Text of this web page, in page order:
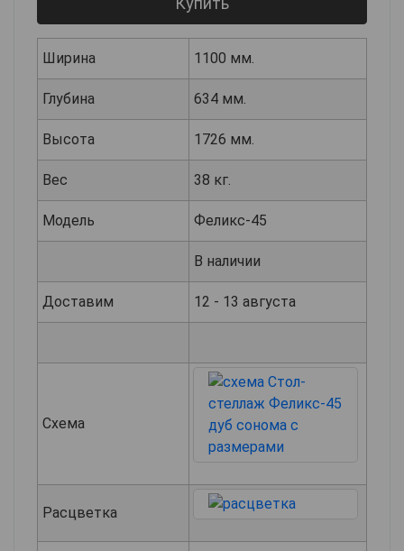
Ширина 1100 мм.
Глубина 634 мм.
Высота 1726 мм.
Вес 38 кг.
Модель Феликс-45
В наличии
Доставим 12 - 13 августа
Схема
Расцветка